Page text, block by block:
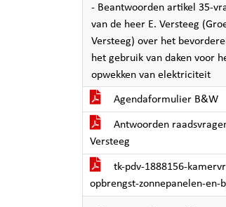
- Beantwoorden artikel 35-
van de heer E. Versteeg
Versteeg) over het
het gebruik van daken voor
opwekken van elektriciteit
Agendaformulier B&W
Antwoorden
Versteeg
tk-pdv-1888156-
opbrengst-zonnepanelen-en-